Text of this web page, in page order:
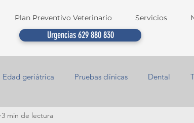
Plan Preventivo Veterinario Servicios
Urgencias 629 880 830
Edad geriátrica Pruebas clínicas Dental
3 min de lectura